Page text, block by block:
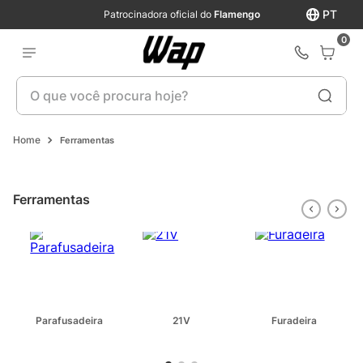
PT
Patrocinadora oficial do Flamengo
0
O que você procura hoje?
Ferramentas
Ferramentas
Parafusadeira 21V Furadeira